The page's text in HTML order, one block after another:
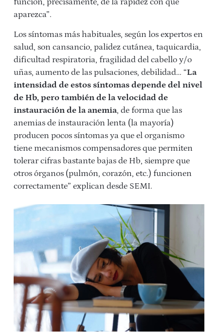
función, precisamente, de la rapidez con que
aparezca”.
Los síntomas más habituales, según los expertos en
salud, son cansancio, palidez cutánea, taquicardia,
dificultad respiratoria, fragilidad del cabello y/o
uñas, aumento de las pulsaciones, debilidad… “La
intensidad de estos síntomas depende del nivel
de Hb, pero también de la velocidad de
instauración de la anemia, de forma que las
anemias de instauración lenta (la mayoría)
producen pocos síntomas ya que el organismo
tiene mecanismos compensadores que permiten
tolerar cifras bastante bajas de Hb, siempre que
otros órganos (pulmón, corazón, etc.) funcionen
correctamente” explican desde SEMI.